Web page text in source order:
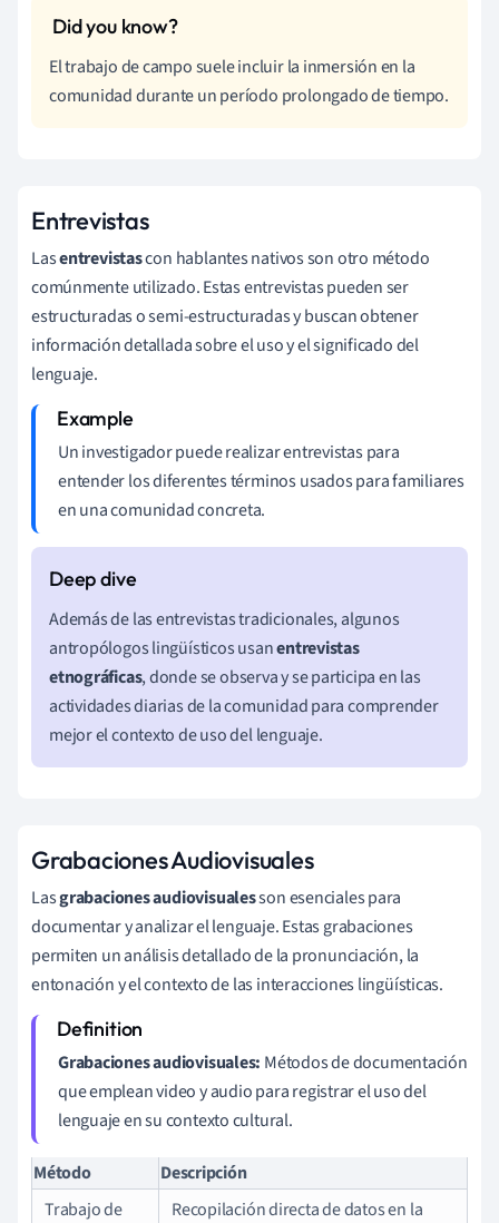
El trabajo de campo suele incluir la inmersión en la
comunidad durante un período prolongado de tiempo.
Entrevistas
Lasentrevistascon hablantes nativos son otro método
comúnmente utilizado. Estas entrevistas pueden ser
estructuradas o semi-estructuradas y buscan obtener
información detallada sobre el uso y el significado del
lenguaje.
Un investigador puede realizar entrevistas para
entender los diferentes términos usados para familiares
en una comunidad concreta.
Además de las entrevistas tradicionales, algunos
antropólogos lingüísticos usanentrevistas
etnográficas, donde se observa y se participa en las
actividades diarias de la comunidad para comprender
mejor el contexto de uso del lenguaje.
Grabaciones Audiovisuales
Lasgrabaciones audiovisualesson esenciales para
documentar y analizar el lenguaje. Estas grabaciones
permiten un análisis detallado de la pronunciación, la
entonación y el contexto de las interacciones lingüísticas.
Grabaciones audiovisuales: Métodos de documentación
que emplean video y audio para registrar el uso del
lenguaje en su contexto cultural.
Método
Descripción
Trabajo de
Recopilación directa de datos en la